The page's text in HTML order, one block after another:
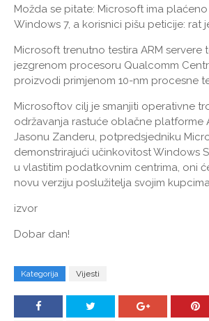
Možda se pitate: Microsoft ima
Windows 7, a korisnici pišu peticije: rat
Microsoft trenutno testira ARM servere
jezgrenom procesoru Qualcomm
proizvodi primjenom 10-nm procesne
Microsoftov cilj je smanjiti operativne
održavanja rastuće oblačne platforme
Jasonu Zanderu, potpredsjedniku
demonstrirajući učinkovitost Windows
u vlastitim podatkovnim centrima, oni
novu verziju poslužitelja svojim kupcima..
izvor
Dobar dan!
Kategorija Vijesti